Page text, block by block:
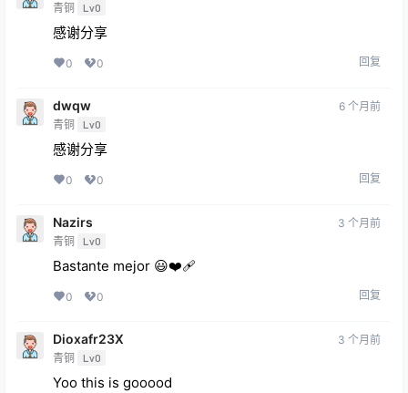
青铜 Lv0
感谢分享
0 0 回复
dwqw
青铜 Lv0
6 个月前
感谢分享
0 0 回复
Nazirs
青铜 Lv0
3 个月前
Bastante mejor 😃❤️‍🩹
0 0 回复
Dioxafr23X
青铜 Lv0
3 个月前
Yoo this is gooood